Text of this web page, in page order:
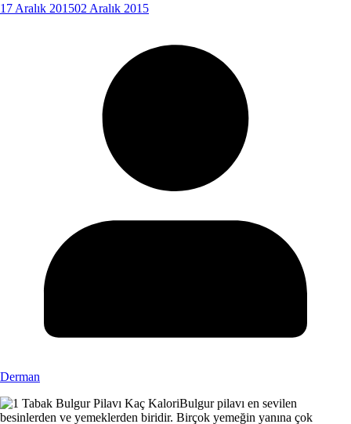
17 Aralık 201502 Aralık 2015
Derman
Bulgur pilavı en sevilen
besinlerden ve yemeklerden biridir. Birçok yemeğin yanına çok